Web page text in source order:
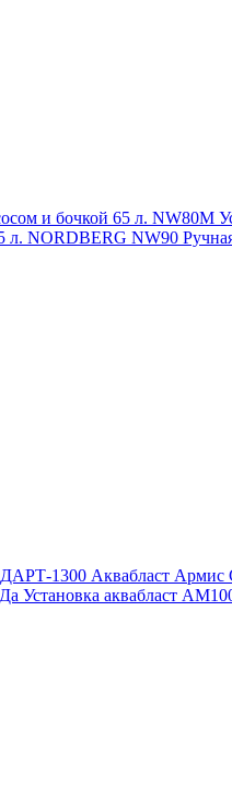
и бочкой 65 л. NW80M
л. NORDBERG NW90
1300 Аквабласт
Установка аквабласт